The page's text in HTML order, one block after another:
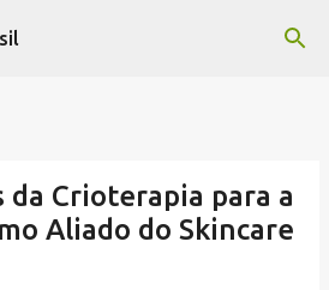
o conteúdo principal
da Crioterapia para a
Aliado do Skincare